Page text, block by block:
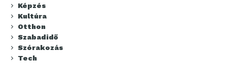
Képzés
Kultúra
Otthon
Szabadidő
Szórakozás
Tech